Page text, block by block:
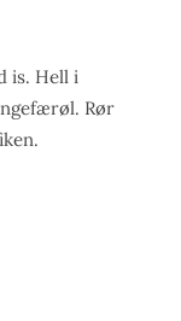
is. Hell i
Rør